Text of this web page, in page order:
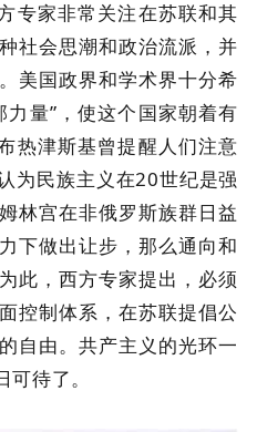
专家非常关注在苏联和其
社会思潮和政治流派，并
美国政界和学术界十分希
量”，使这个国家朝着有
热津斯基曾提醒人们注意
为民族主义在20世纪是强
林宫在非俄罗斯族群日益
下做出让步，那么通向和
此，西方专家提出，必须
控制体系，在苏联提倡公
自由。共产主义的光环一
待了。